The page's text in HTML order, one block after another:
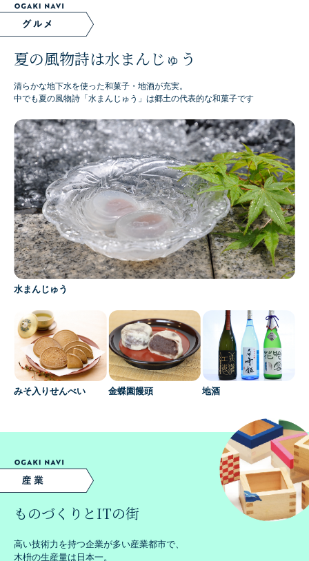
夏の風物詩は水まんじゅう
清らかな地下水を使った和菓子・地酒が充実。
中でも夏の風物詩「水まんじゅう」は郷土の代表的な和菓子です
水まんじゅう
みそ入りせんべい 金蝶園饅頭 地酒
ものづくりとITの街
高い技術力を持つ企業が多い産業都市で、
木枡の生産量は日本一。